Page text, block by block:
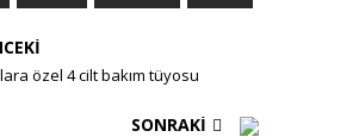
özel 4 cilt bakım tüyosu
SONRAKI